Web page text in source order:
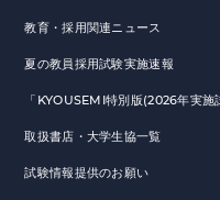
教育・採用関連ニュース
夏の教員採用試験実施速報
「KYOUSEMI特別版(2026年実
取扱書店・大学生協一覧
試験情報提供のお願い